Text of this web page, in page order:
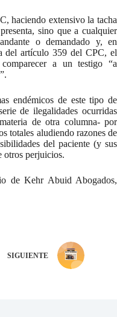
haciendo extensivo la tacha
sino que a cualquier
o demandado y, en
del artículo 359 del CPC, el
a un testigo “a
endémicos de este tipo de
de ilegalidades ocurridas
de otra columna- por
totales aludiendo razones de
del paciente (y sus
otros perjuicios.
de Kehr Abuid Abogados,
SIGUIENTE